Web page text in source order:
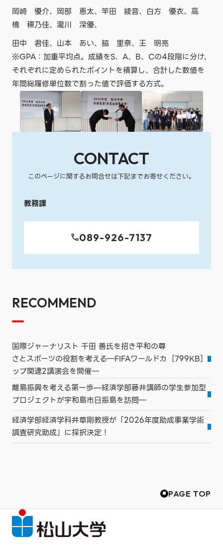
岡崎 優介、岡部 恵太、竿田 綾音、白方 優衣、高
橋 穂乃佳、瀧川 深優、
田中 君佳、山本 あい、脇 里奈、王 明亮
※GPA：加重平均点。成績をS、A、B、Cの4段階に分け、
それぞれに定められたポイントを積算し、合計した数値を
年間総履修単位数で割った値で評価する方式。
CONTACT
このページに関するお問合せは下記までお寄せください。
教務課
089-926-7137
RECOMMEND
国際ジャーナリスト 千田 善氏を招き平和の尊
さとスポーツの役割を考える―FIFAワールドカ
ップ関連2講演会を開催―
［799KB］
離島振興を考える第一歩—経済学部藤井講師の学生参加型
プロジェクトが宇和島市日振島を訪問―
経済学部経済学科井草剛教授が「2026年度助成事業学術
調査研究助成」に採択決定！
PAGE TOP